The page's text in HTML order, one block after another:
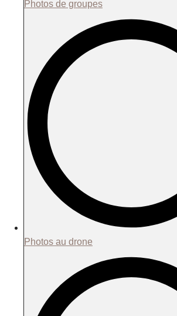
Photos de groupes
Photos au drone